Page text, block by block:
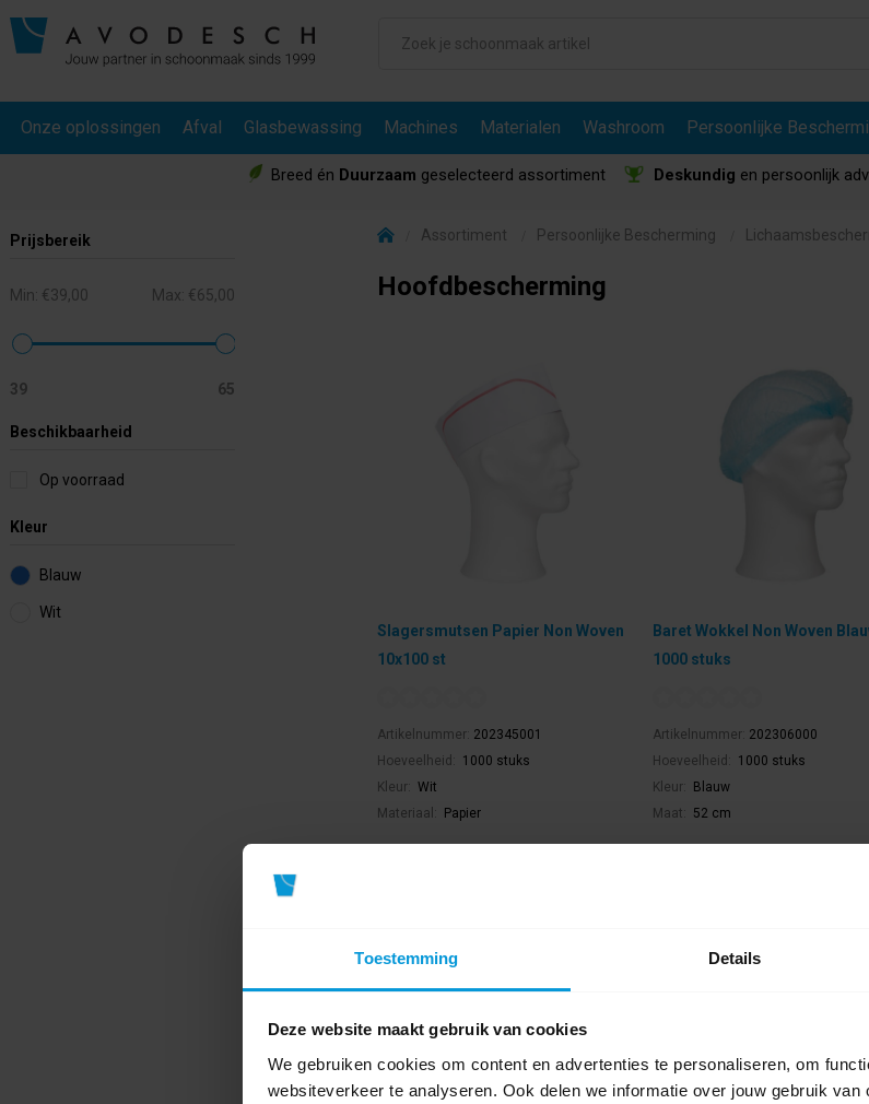
Toestemming Details
Deze website maakt gebruik van cookies
We gebruiken cookies om content en advertenties te personaliseren, om
websiteverkeer te analyseren. Ook delen we informatie over jouw gebruik
Onze oplossingen Afval Glasbewassing Machines Materialen Washroom Persoonlijke
Breed én Duurzaam geselecteerd assortiment Deskundig en persoonlijk
Prijsbereik
Min: €39,00 Max: €65,00
39 65
Beschikbaarheid
Op voorraad
Kleur
Blauw
Wit
Assortiment Persoonlijke Bescherming
Hoofdbescherming
Slagersmutsen Papier Non Woven
10x100 st
Artikelnummer: 202345001
Hoeveelheid:
1000 stuks
Kleur:
Wit
Materiaal:
Papier
Baret Wokkel Non Woven
1000 stuks
Artikelnummer: 202306000
Hoeveelheid:
1000 stuks
Kleur:
Blauw
Maat:
52 cm